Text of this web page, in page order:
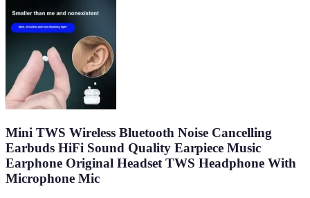
Mini TWS Wireless Bluetooth Noise Cancelling
Earbuds HiFi Sound Quality Earpiece Music
Earphone Original Headset TWS Headphone With
Microphone Mic